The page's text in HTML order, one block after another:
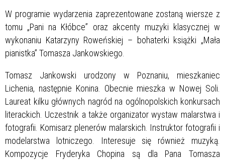
W programie wydarzenia zaprezentowane zostaną wiersze z
tomu „Pani na Kłóbce” oraz akcenty muzyki klasycznej w
wykonaniu Katarzyny Roweńskiej – bohaterki książki „Mała
pianistka” Tomasza Jankowskiego.
Tomasz Jankowski urodzony w Poznaniu, mieszkaniec
Lichenia, następnie Konina. Obecnie mieszka w Nowej Soli.
Laureat kilku głównych nagród na ogólnopolskich konkursach
literackich. Uczestnik a także organizator wystaw malarstwa i
fotografii. Komisarz plenerów malarskich. Instruktor fotografii i
modelarstwa lotniczego. Interesuje się również muzyką.
Kompozycje Fryderyka Chopina są dla Pana Tomasza